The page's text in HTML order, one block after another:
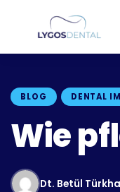
BLOG DENTAL
Wie
Dt. Betül